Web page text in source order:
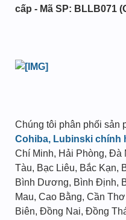
cấp - Mã SP: BLLB071
Chúng tôi phân phối sản
Cohiba, Lubinski chính
Chí Minh, Hải Phòng, Đà
Tàu, Bạc Liêu, Bắc Kạn,
Bình Dương, Bình Định,
Mau, Cao Bằng, Cần
Biên, Đồng Nai, Đồng